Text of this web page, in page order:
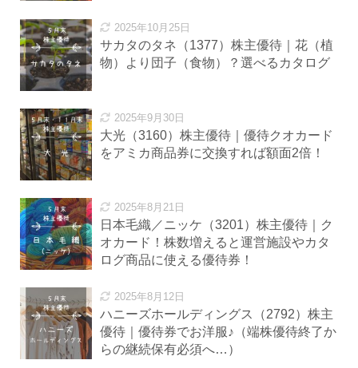
2025年10月25日
サカタのタネ（1377）株主優待｜花（植
物）より団子（食物）？選べるカタログ
2025年9月30日
大光（3160）株主優待｜優待クオカード
をアミカ商品券に交換すれば額面2倍！
2025年8月21日
日本毛織／ニッケ（3201）株主優待｜ク
オカード！株数増えると運営施設やカタ
ログ商品に使える優待券！
2025年8月12日
ハニーズホールディングス（2792）株主
優待｜優待券でお洋服♪（端株優待終了か
らの継続保有必須へ…）